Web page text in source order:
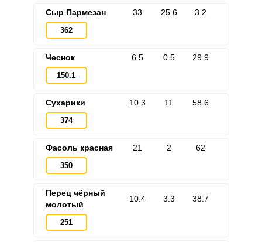
Сыр Пармезан
362
33 25.6 3.2
Чеснок
150.1
6.5 0.5 29.9
Сухарики
374
10.3 11 58.6
Фасоль красная
350
21 2 62
Перец чёрный
молотый
251
10.4 3.3 38.7